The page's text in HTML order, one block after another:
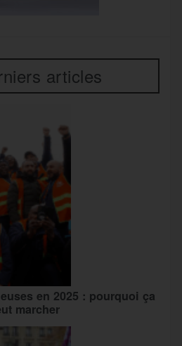
articles
en 2025 : pourquoi ça
marcher